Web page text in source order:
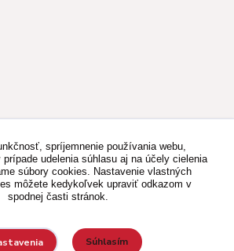
spríjemnenie používania webu,
udelenia súhlasu aj na účely cielenia
súbory cookies. Nastavenie vlastných
môžete kedykoľvek upraviť odkazom v
spodnej časti stránok.
Súhlasím